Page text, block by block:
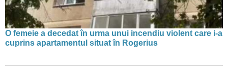
O femeie a decedat în urma unui incendiu violent care i-a
cuprins apartamentul situat în Rogerius